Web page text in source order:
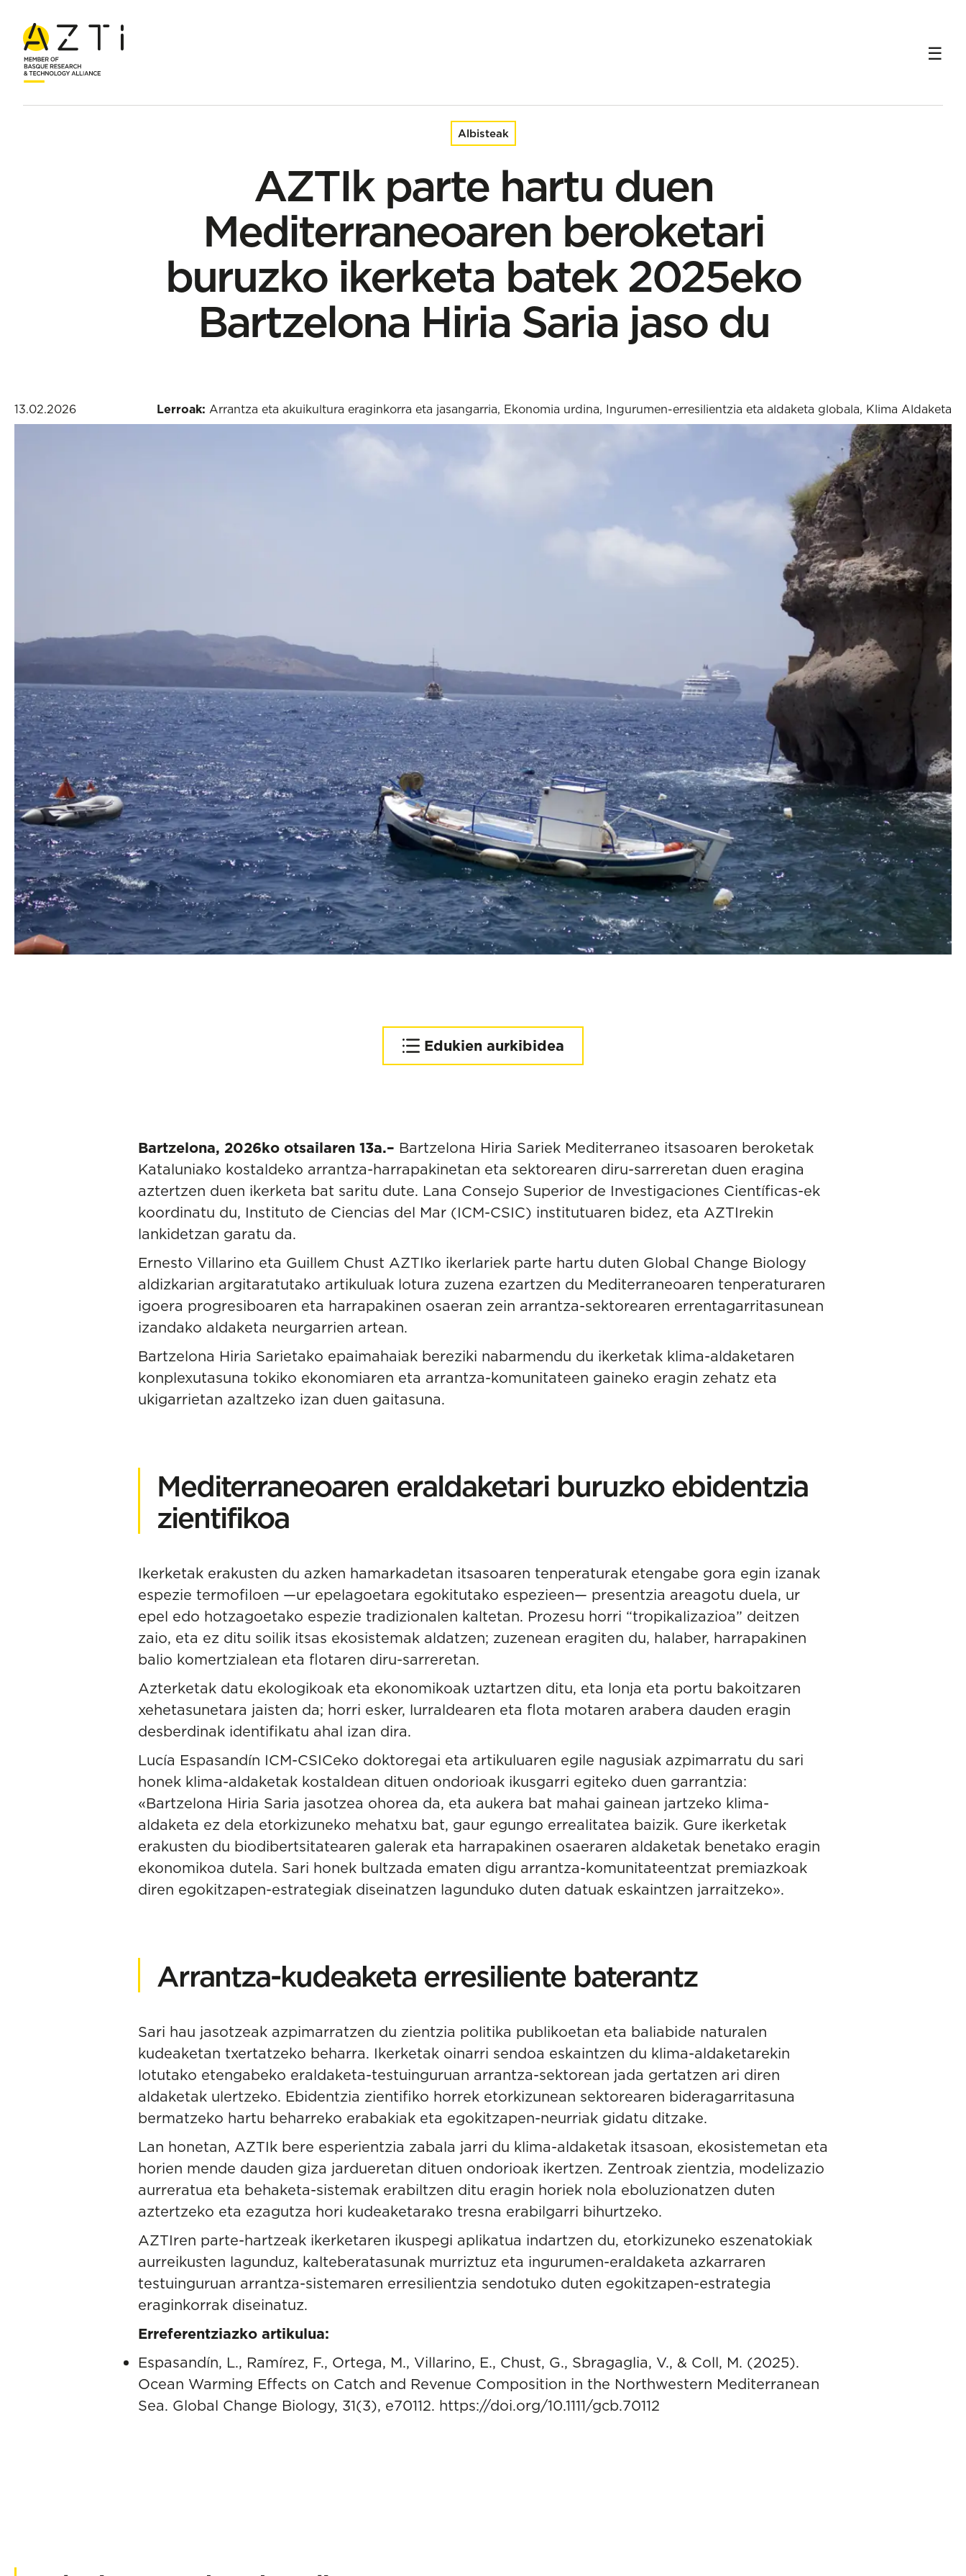
Hasiera Albisteak AZTIk parte hartu duen Mediterraneoaren beroketari buruzko ikerketa batek 2025eko Bartzelona Hiria Saria jaso du
Albisteak
AZTIk parte hartu duen
Mediterraneoaren beroketari
buruzko ikerketa batek 2025eko
Bartzelona Hiria Saria jaso du
13.02.2026 Lerroak: Arrantza eta akuikultura eraginkorra eta jasangarria, Ekonomia urdina, Ingurumen-erresilientzia eta aldaketa globala, Klima Aldaketa
Edukien aurkibidea
Arrantza-kudeaketa
erresiliente baterantz
Bartzelona, 2026ko otsailaren 13a.– Bartzelona Hiria Sariek Mediterraneo itsasoaren beroketak
Kataluniako kostaldeko arrantza-harrapakinetan eta sektorearen diru-sarreretan duen eragina
aztertzen duen ikerketa bat saritu dute. Lana Consejo Superior de Investigaciones Científicas-ek
koordinatu du, Instituto de Ciencias del Mar (ICM-CSIC) institutuaren bidez, eta AZTIrekin
lankidetzan garatu da.
Ernesto Villarino eta Guillem Chust AZTIko ikerlariek parte hartu duten Global Change Biology
aldizkarian argitaratutako artikuluak lotura zuzena ezartzen du Mediterraneoaren tenperaturaren
igoera progresiboaren eta harrapakinen osaeran zein arrantza-sektorearen errentagarritasunean
izandako aldaketa neurgarrien artean.
Bartzelona Hiria Sarietako epaimahaiak bereziki nabarmendu du ikerketak klima-aldaketaren
konplexutasuna tokiko ekonomiaren eta arrantza-komunitateen gaineko eragin zehatz eta
ukigarrietan azaltzeko izan duen gaitasuna.
Mediterraneoaren eraldaketari buruzko ebidentzia
zientifikoa
Ikerketak erakusten du azken hamarkadetan itsasoaren tenperaturak etengabe gora egin izanak
espezie termofiloen —ur epelagoetara egokitutako espezieen— presentzia areagotu duela, ur
epel edo hotzagoetako espezie tradizionalen kaltetan. Prozesu horri “tropikalizazioa” deitzen
zaio, eta ez ditu soilik itsas ekosistemak aldatzen; zuzenean eragiten du, halaber, harrapakinen
balio komertzialean eta flotaren diru-sarreretan.
Azterketak datu ekologikoak eta ekonomikoak uztartzen ditu, eta lonja eta portu bakoitzaren
xehetasunetara jaisten da; horri esker, lurraldearen eta flota motaren arabera dauden eragin
desberdinak identifikatu ahal izan dira.
Lucía Espasandín ICM-CSICeko doktoregai eta artikuluaren egile nagusiak azpimarratu du sari
honek klima-aldaketak kostaldean dituen ondorioak ikusgarri egiteko duen garrantzia:
«Bartzelona Hiria Saria jasotzea ohorea da, eta aukera bat mahai gainean jartzeko klima-
aldaketa ez dela etorkizuneko mehatxu bat, gaur egungo errealitatea baizik. Gure ikerketak
erakusten du biodibertsitatearen galerak eta harrapakinen osaeraren aldaketak benetako eragin
ekonomikoa dutela. Sari honek bultzada ematen digu arrantza-komunitateentzat premiazkoak
diren egokitzapen-estrategiak diseinatzen lagunduko duten datuak eskaintzen jarraitzeko».
Arrantza-kudeaketa erresiliente baterantz
Sari hau jasotzeak azpimarratzen du zientzia politika publikoetan eta baliabide naturalen
kudeaketan txertatzeko beharra. Ikerketak oinarri sendoa eskaintzen du klima-aldaketarekin
lotutako etengabeko eraldaketa-testuinguruan arrantza-sektorean jada gertatzen ari diren
aldaketak ulertzeko. Ebidentzia zientifiko horrek etorkizunean sektorearen bideragarritasuna
bermatzeko hartu beharreko erabakiak eta egokitzapen-neurriak gidatu ditzake.
Lan honetan, AZTIk bere esperientzia zabala jarri du klima-aldaketak itsasoan, ekosistemetan eta
horien mende dauden giza jardueretan dituen ondorioak ikertzen. Zentroak zientzia, modelizazio
aurreratua eta behaketa-sistemak erabiltzen ditu eragin horiek nola eboluzionatzen duten
aztertzeko eta ezagutza hori kudeaketarako tresna erabilgarri bihurtzeko.
AZTIren parte-hartzeak ikerketaren ikuspegi aplikatua indartzen du, etorkizuneko eszenatokiak
aurreikusten lagunduz, kalteberatasunak murriztuz eta ingurumen-eraldaketa azkarraren
testuinguruan arrantza-sistemaren erresilientzia sendotuko duten egokitzapen-estrategia
eraginkorrak diseinatuz.
Erreferentziazko artikulua:
Espasandín, L., Ramírez, F., Ortega, M., Villarino, E., Chust, G., Sbragaglia, V., & Coll, M. (2025).
Ocean Warming Effects on Catch and Revenue Composition in the Northwestern Mediterranean
Sea. Global Change Biology, 31(3), e70112. https://doi.org/10.1111/gcb.70112